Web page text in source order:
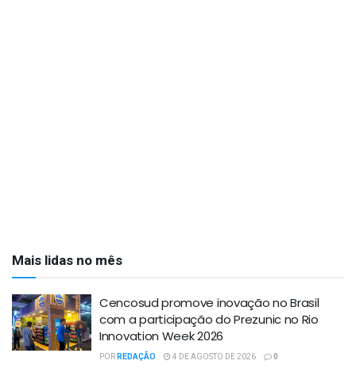
Mais lidas no mês
Cencosud promove inovação no Brasil
com a participação do Prezunic no Rio
Innovation Week 2026
PORREDAÇÃO 4 DE AGOSTO DE 2026 0